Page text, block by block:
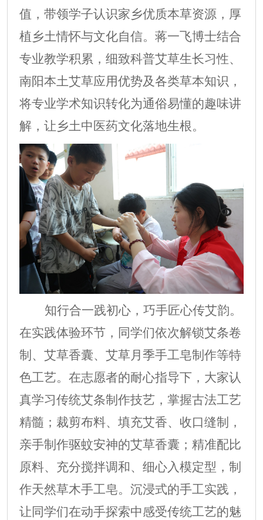
值，带领学子认识家乡优质本草资源，厚
植乡土情怀与文化自信。蒋一飞博士结合
专业教学积累，细致科普艾草生长习性、
南阳本土艾草应用优势及各类草本知识，
将专业学术知识转化为通俗易懂的趣味讲
解，让乡土中医药文化落地生根。
知行合一践初心，巧手匠心传艾韵。
在实践体验环节，同学们依次解锁艾条卷
制、艾草香囊、艾草月季手工皂制作等特
色工艺。在志愿者的耐心指导下，大家认
真学习传统艾条制作技艺，掌握古法工艺
精髓；裁剪布料、填充艾香、收口缝制，
亲手制作驱蚊安神的艾草香囊；精准配比
原料、充分搅拌调和、细心入模定型，制
作天然草木手工皂。沉浸式的手工实践，
让同学们在动手探索中感受传统工艺的魅